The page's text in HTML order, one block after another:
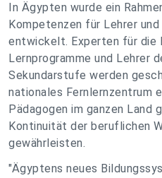
In Ägypten wurde ein
Kompetenzen für Lehrer
entwickelt. Experten für die
Lernprogramme und Lehrer
Sekundarstufe werden
nationales Fernlernzentrum
Pädagogen im ganzen Land
Kontinuität der beruflichen
gewährleisten.
"Ägyptens neues